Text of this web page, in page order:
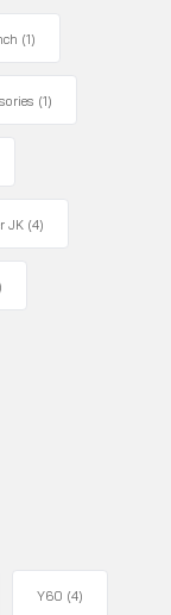
(1)
(1)
JK (4)
Y60 (4)